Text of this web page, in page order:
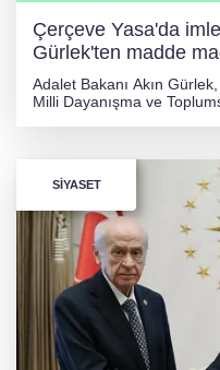
Çerçeve Yasa'da
Gürlek'ten madde
Adalet Bakanı Akın
Milli Dayanışma ve
SIYASET